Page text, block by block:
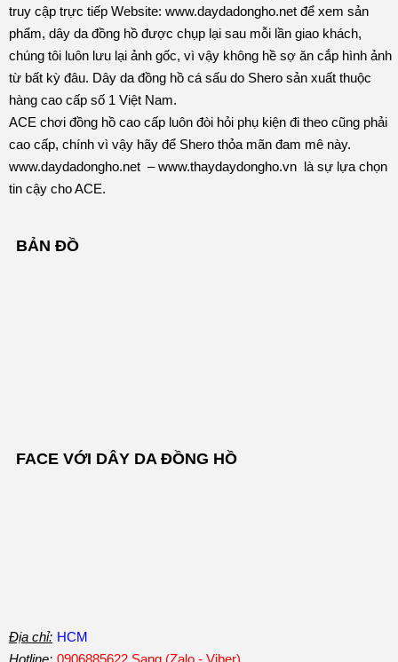
truy cập trực tiếp Website: www.daydadongho.net để xem sản
phẩm, dây da đồng hồ được chụp lại sau mỗi lần giao khách,
chúng tôi luôn lưu lại ảnh gốc, vì vậy không hề sợ ăn cắp hình ảnh
từ bất kỳ đâu. Dây da đồng hồ cá sấu do Shero sản xuất thuộc
hàng cao cấp số 1 Việt Nam.
ACE chơi đồng hồ cao cấp luôn đòi hỏi phụ kiện đi theo cũng phải
cao cấp, chính vì vậy hãy để Shero thỏa mãn đam mê này.
www.daydadongho.net –www.thaydaydongho.vn là sự lựa chọn
tin cậy cho ACE.
BẢN ĐỒ
FACE VỚI DÂY DA ĐỒNG HỒ
Địa chỉ: HCM